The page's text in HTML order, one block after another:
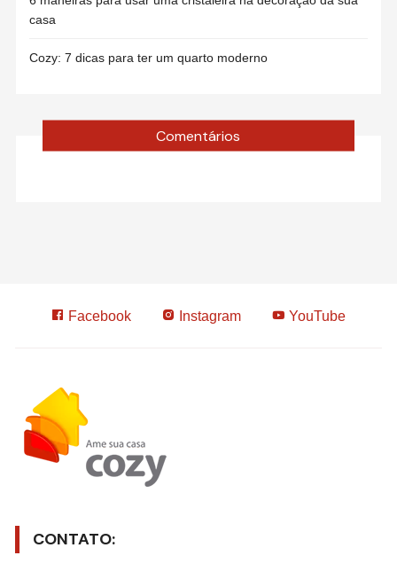
casa
Cozy: 7 dicas para ter um quarto moderno
Comentários
Facebook Instagram YouTube
CONTATO: